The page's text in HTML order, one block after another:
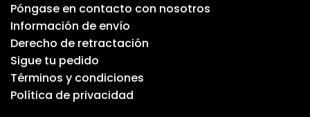
Póngase en contacto con nosotros
Información de envío
Derecho de retractación
Sigue tu pedido
Términos y condiciones
Política de privacidad